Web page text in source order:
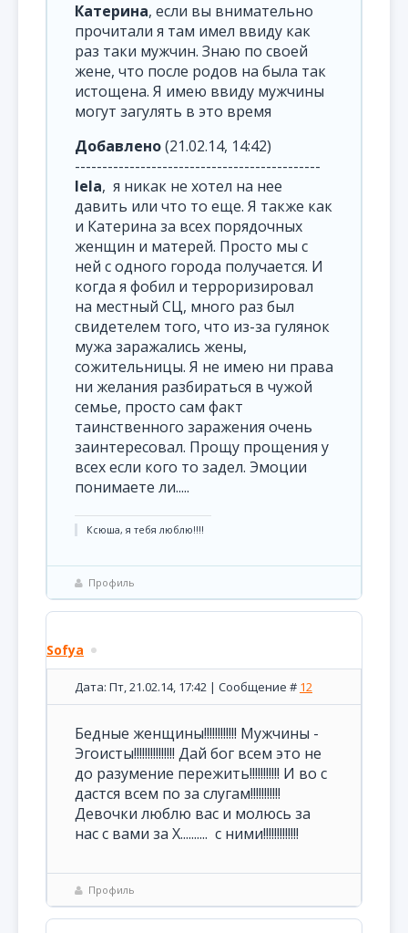
Катерина, если вы внимательно
прочитали я там имел ввиду как
раз таки мужчин. Знаю по своей
жене, что после родов на была так
истощена. Я имею ввиду мужчины
могут загулять в это время
Добавлено(21.02.14, 14:42)
---------------------------------------------
lela, я никак не хотел на нее
давить или что то еще. Я также как
и Катерина за всех порядочных
женщин и матерей. Просто мы с
ней с одного города получается. И
когда я фобил и терроризировал
на местный СЦ, много раз был
свидетелем того, что из-за гулянок
мужа заражались жены,
сожительницы. Я не имею ни права
ни желания разбираться в чужой
семье, просто сам факт
таинственного заражения очень
заинтересовал. Прощу прощения у
всех если кого то задел. Эмоции
понимаете ли.....
Ксюша, я тебя люблю!!!!
Профиль
Sofya
Дата: Пт, 21.02.14, 17:42 | Сообщение # 12
Бедные женщины!!!!!!!!!!!! Мужчины -
Эгоисты!!!!!!!!!!!!!!! Дай бог всем это не
до разумение пережить!!!!!!!!!!! И во с
дастся всем по за слугам!!!!!!!!!!!
Девочки люблю вас и молюсь за
нас с вами за Х.......... с ними!!!!!!!!!!!!!
Профиль